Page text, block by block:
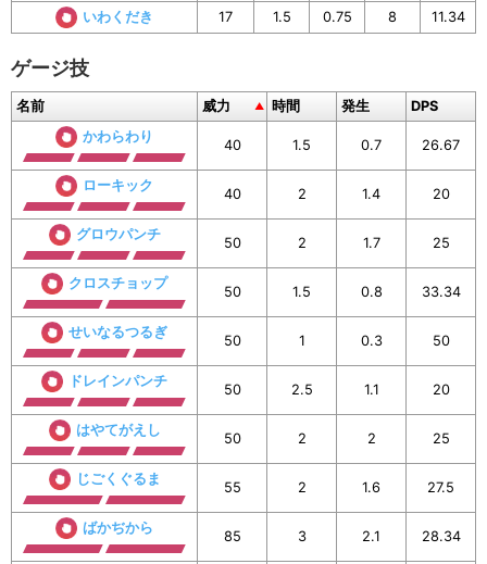
いわくだき 17 1.5 0.75 8 11.34
ゲージ技
名前 威力 時間 発生
DPS
かわらわり
40 1.5 0.7 26.67
ローキック
40 2 1.4 20
グロウパンチ
50 2 1.7 25
クロスチョップ
50 1.5 0.8 33.34
せいなるつるぎ
50 1 0.3 50
ドレインパンチ
50 2.5 1.1 20
はやてがえし
50 2 2 25
じごくぐるま
55 2 1.6 27.5
ばかぢから
85 3 2.1 28.34